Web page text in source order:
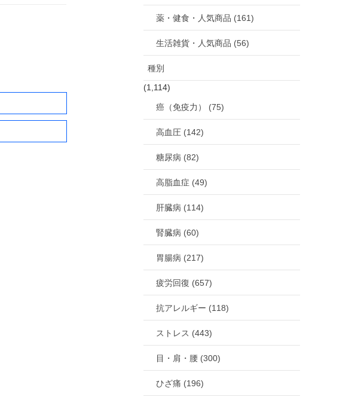
薬・健食・人気商品 (161)
生活雑貨・人気商品 (56)
種別
(1,114)
癌（免疫力） (75)
高血圧 (142)
糖尿病 (82)
高脂血症 (49)
肝臓病 (114)
腎臓病 (60)
胃腸病 (217)
疲労回復 (657)
抗アレルギー (118)
ストレス (443)
目・肩・腰 (300)
ひざ痛 (196)